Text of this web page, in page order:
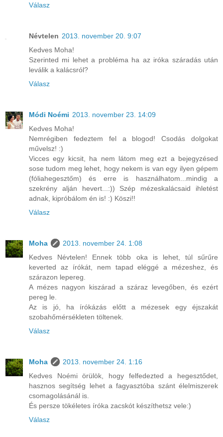
Válasz
Névtelen 2013. november 20. 9:07
Kedves Moha!
Szerinted mi lehet a probléma ha az iróka száradás után
leválik a kalácsról?
Válasz
Módi Noémi 2013. november 23. 14:09
Kedves Moha!
Nemrégiben fedeztem fel a blogod! Csodás dolgokat
művelsz! :)
Vicces egy kicsit, ha nem látom meg ezt a bejegyzésed
sose tudom meg lehet, hogy nekem is van egy ilyen gépem
(fóliahegesztőm) és erre is használhatom...mindig a
szekrény alján hevert...:)) Szép mézeskalácsaid ihletést
adnak, kipróbálom én is! :) Köszi!!
Válasz
Moha
2013. november 24. 1:08
Kedves Névtelen! Ennek több oka is lehet, túl sűrűre
keverted az írókát, nem tapad eléggé a mézeshez, és
szárazon lepereg.
A mézes nagyon kiszárad a száraz levegőben, és ezért
pereg le.
Az is jó, ha írókázás előtt a mézesek egy éjszakát
szobahőmérsékleten töltenek.
Válasz
Moha
2013. november 24. 1:16
Kedves Noémi örülök, hogy felfedezted a hegesztődet,
hasznos segítség lehet a fagyasztóba szánt élelmiszerek
csomagolásánál is.
És persze tökéletes íróka zacskót készíthetsz vele:)
Válasz